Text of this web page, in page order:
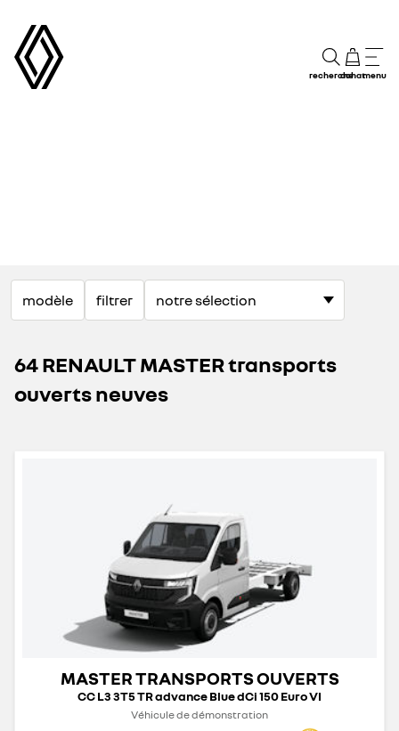
rechercheachatmenu
modèle filtrer
64 RENAULT MASTER transports
ouverts neuves
MASTER TRANSPORTS OUVERTS
CC L3 3T5 TR advance Blue dCi 150 Euro VI
Véhicule de démonstration